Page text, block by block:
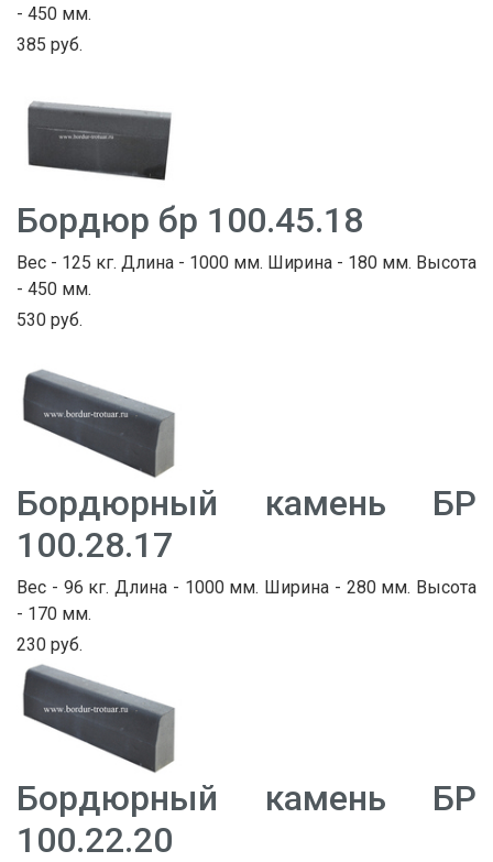
- 450 мм.
385 руб.
Бордюр бр 100.45.18
Вес - 125 кг. Длина - 1000 мм. Ширина - 180 мм. Высота
- 450 мм.
530 руб.
Бордюрный камень БР
100.28.17
Вес - 96 кг. Длина - 1000 мм. Ширина - 280 мм. Высота
- 170 мм.
230 руб.
Бордюрный камень БР
100.22.20